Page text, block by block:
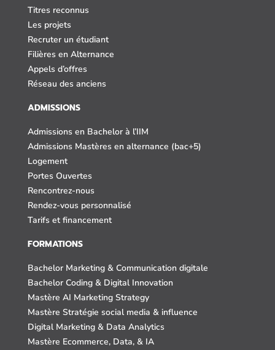
Titres reconnus
Les projets
Recruter un étudiant
Filières en Alternance
Appels d’offres
Réseau des anciens
ADMISSIONS
Admissions en Bachelor à l’IIM
Admissions Mastères en alternance (bac+5)
Logement
Portes Ouvertes
Rencontrez-nous
Rendez-vous personnalisé
Tarifs et financement
FORMATIONS
Bachelor Marketing & Communication digitale
Bachelor Coding & Digital Innovation
Mastère AI Marketing Strategy
Mastère Stratégie social media & influence
Digital Marketing & Data Analytics
Mastère Ecommerce, Data, & IA